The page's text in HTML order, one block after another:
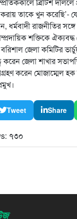
করায় তাকে খুন করেছি’-
রাজনীতির
শক্তিকে
জেলা কমিটির
করেন জেলা শাখার
করেন মোজাম্মেল হক
Tweet Share
৭৩০